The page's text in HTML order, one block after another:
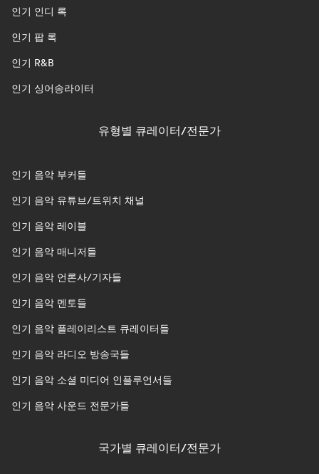
인기 인디 록
인기 팝 록
인기 R&B
인기 싱어송라이터
유형별 큐레이터/전문가
인기 음악 부커들
인기 음악 유튜브/트위치 채널
인기 음악 레이블
인기 음악 매니저들
인기 음악 언론사/기자들
인기 음악 멘토들
인기 음악 플레이리스트 큐레이터들
인기 음악 라디오 방송국들
인기 음악 소셜 미디어 인플루언서들
인기 음악 사운드 전문가들
국가별 큐레이터/전문가